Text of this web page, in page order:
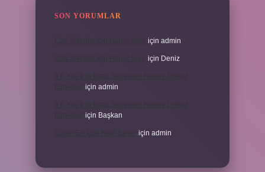
SON YORUMLAR
için admin
için Deniz
için admin
için Başkan
için admin